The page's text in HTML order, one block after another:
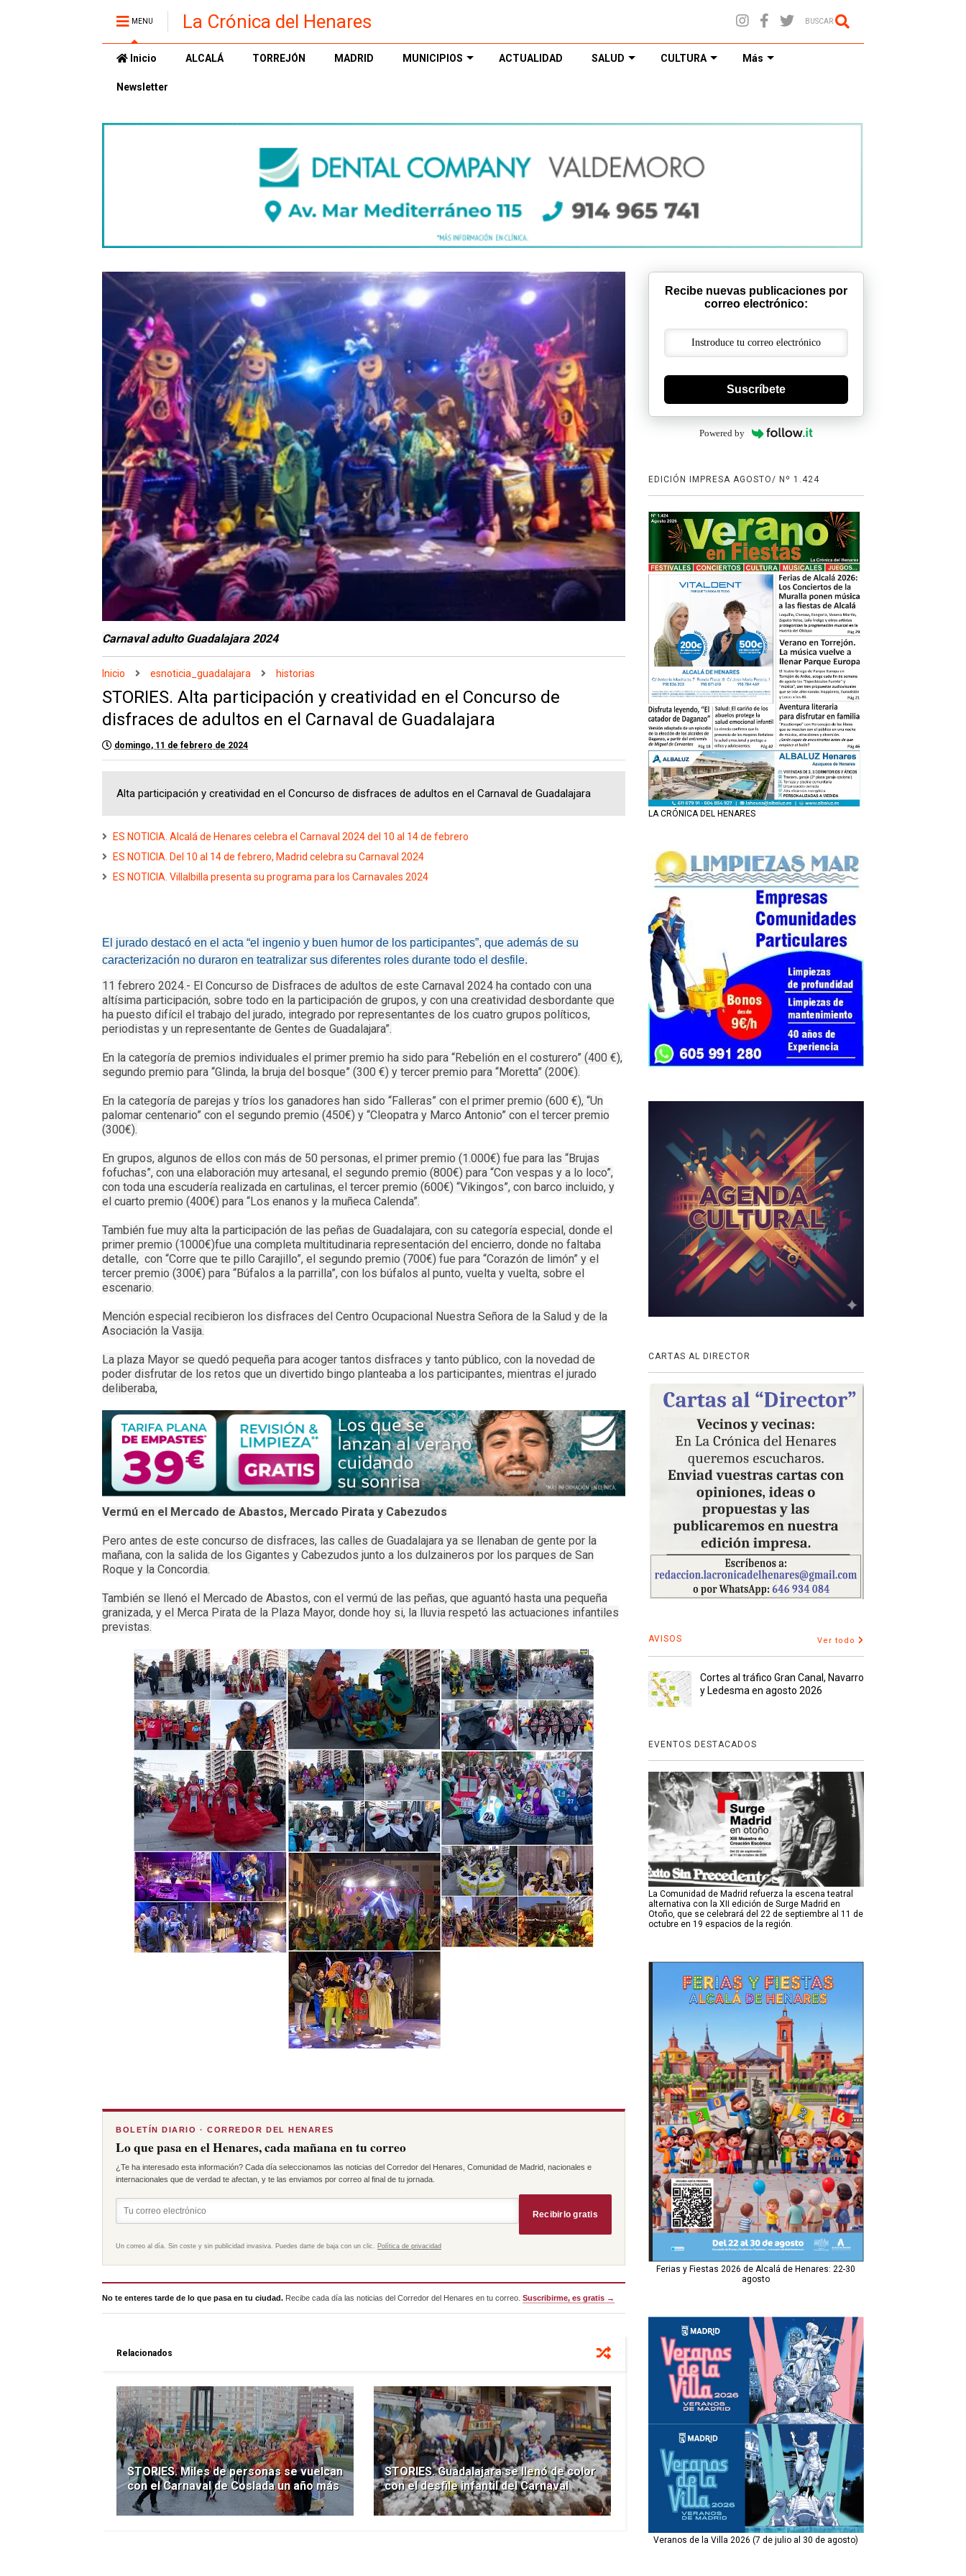
MENU La Crónica del Henares BUSCAR
Inicio ALCALÁ TORREJÓN MADRID MUNICIPIOS ACTUALIDAD SALUD CULTURA Más
Newsletter
Carnaval adulto Guadalajara 2024
Inicio esnoticia_guadalajara historias
STORIES. Alta participación y creatividad en el Concurso de
disfraces de adultos en el Carnaval de Guadalajara
domingo, 11 de febrero de 2024
Alta participación y creatividad en el Concurso de disfraces de adultos en el Carnaval de Guadalajara
ES NOTICIA. Alcalá de Henares celebra el Carnaval 2024 del 10 al 14 de febrero
ES NOTICIA. Del 10 al 14 de febrero, Madrid celebra su Carnaval 2024
ES NOTICIA. Villalbilla presenta su programa para los Carnavales 2024
El jurado destacó en el acta “el ingenio y buen humor de los participantes”, que además de su
caracterización no duraron en teatralizar sus diferentes roles durante todo el desfile.
11 febrero 2024.- El Concurso de Disfraces de adultos de este Carnaval 2024 ha contado con una
altísima participación, sobre todo en la participación de grupos, y con una creatividad desbordante que
ha puesto difícil el trabajo del jurado, integrado por representantes de los cuatro grupos políticos,
periodistas y un representante de Gentes de Guadalajara”.
En la categoría de premios individuales el primer premio ha sido para “Rebelión en el costurero” (400 €),
segundo premio para “Glinda, la bruja del bosque” (300 €) y tercer premio para “Moretta” (200€).
En la categoría de parejas y tríos los ganadores han sido “Falleras” con el primer premio (600 €), “Un
palomar centenario” con el segundo premio (450€) y “Cleopatra y Marco Antonio” con el tercer premio
(300€).
En grupos, algunos de ellos con más de 50 personas, el primer premio (1.000€) fue para las “Brujas
fofuchas”, con una elaboración muy artesanal, el segundo premio (800€) para “Con vespas y a lo loco”,
con toda una escudería realizada en cartulinas, el tercer premio (600€) “Vikingos”, con barco incluido, y
el cuarto premio (400€) para “Los enanos y la muñeca Calenda”.
También fue muy alta la participación de las peñas de Guadalajara, con su categoría especial, donde el
primer premio (1000€)fue una completa multitudinaria representación del encierro, donde no faltaba
detalle, con “Corre que te pillo Carajillo”, el segundo premio (700€) fue para “Corazón de limón” y el
tercer premio (300€) para “Búfalos a la parrilla”, con los búfalos al punto, vuelta y vuelta, sobre el
escenario.
Mención especial recibieron los disfraces del Centro Ocupacional Nuestra Señora de la Salud y de la
Asociación la Vasija.
La plaza Mayor se quedó pequeña para acoger tantos disfraces y tanto público, con la novedad de
poder disfrutar de los retos que un divertido bingo planteaba a los participantes, mientras el jurado
deliberaba,
Vermú en el Mercado de Abastos, Mercado Pirata y Cabezudos
Pero antes de este concurso de disfraces, las calles de Guadalajara ya se llenaban de gente por la
mañana, con la salida de los Gigantes y Cabezudos junto a los dulzaineros por los parques de San
Roque y la Concordia.
También se llenó el Mercado de Abastos, con el vermú de las peñas, que aguantó hasta una pequeña
granizada, y el Merca Pirata de la Plaza Mayor, donde hoy si, la lluvia respetó las actuaciones infantiles
previstas.
BOLETÍN DIARIO · CORREDOR DEL HENARES
Lo que pasa en el Henares, cada mañana en tu correo
¿Te ha interesado esta información? Cada día seleccionamos las noticias del Corredor del Henares, Comunidad de Madrid, nacionales e
internacionales que de verdad te afectan, y te las enviamos por correo al final de tu jornada.
Recibirlo gratis
Un correo al día. Sin coste y sin publicidad invasiva. Puedes darte de baja con un clic. Política de privacidad
No te enteres tarde de lo que pasa en tu ciudad. Recibe cada día las noticias del Corredor del Henares en tu correo. Suscribirme, es gratis →
Relacionados
STORIES. Miles de personas se vuelcan
con el Carnaval de Coslada un año más
STORIES. Guadalajara se llenó de color
con el desfile infantil del Carnaval
Recibe nuevas publicaciones por
correo electrónico:
Suscríbete
Powered by
EDICIÓN IMPRESA AGOSTO/ Nº 1.424
LA CRÓNICA DEL HENARES
CARTAS AL DIRECTOR
AVISOS Ver todo
Cortes al tráfico Gran Canal, Navarro
y Ledesma en agosto 2026
EVENTOS DESTACADOS
La Comunidad de Madrid refuerza la escena teatral
alternativa con la XII edición de Surge Madrid en
Otoño, que se celebrará del 22 de septiembre al 11 de
octubre en 19 espacios de la región.
Ferias y Fiestas 2026 de Alcalá de Henares: 22-30
agosto
Veranos de la Villa 2026 (7 de julio al 30 de agosto)